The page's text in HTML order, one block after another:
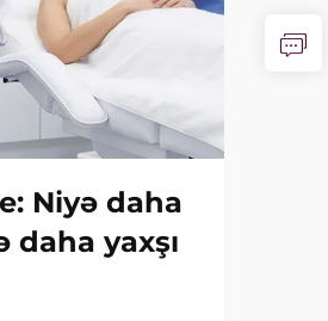
Niyə daha
yaxşı